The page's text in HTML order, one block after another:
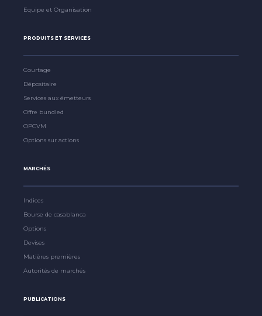
Equipe et Organisation
PRODUITS ET SERVICES
Courtage
Dépositaire
Services aux émetteurs
Offre bundled
OPCVM
Options sur actions
MARCHÉS
Indices
Bourse de casablanca
Options
Devises
Matières premières
Autorités de marchés
PUBLICATIONS